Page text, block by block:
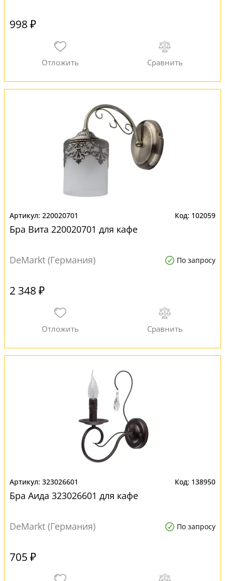
998 ₽
220020701 102059
Бра Вита 220020701 для кафе
DeMarkt (Германия) По запросу
2 348 ₽
323026601 138950
Бра Аида 323026601 для кафе
DeMarkt (Германия) По запросу
705 ₽